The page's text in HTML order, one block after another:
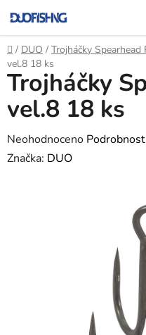
na
obsah
Domů
/ DUO / Trojháčky Spearhead
vel.8 18 ks
Trojháčky
vel.8 18 ks
Průměrné
hodnocení
Neohodnoceno
Značka: DUO